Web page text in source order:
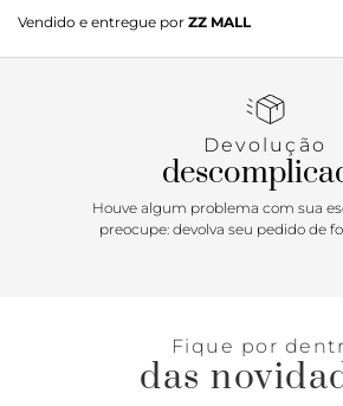
para te acompanhar sempre! Com
destaca pela corrente e metal
traz sofisticação e durabilidade,
conta com duas opções de alça —
garantindo maior versatilidade no uso.
Comprimento da alça tiracolo: 50 cm |
tiracolo: 2cm
Vendido e entregue por ZZ MALL
Devolução
Houve algum problema com sua
preocupe: devolva seu pedido de
Fique por
das